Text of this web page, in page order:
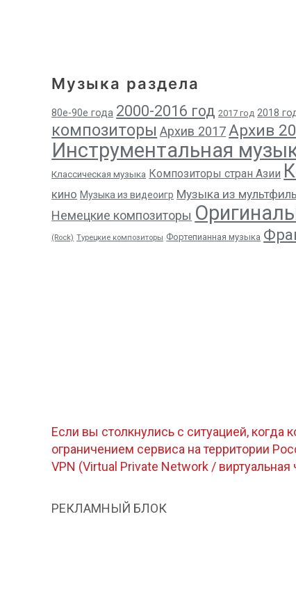
Музыка раздела
80е-90е года 2000-2016 год 2017 год 2018
композиторы Архив 2017Архив
Инструментальная
Классическая музыка Композиторы стран Азии
кино Музыка из видеоигр Музыка из
Немецкие композиторы
(Rock) Турецкие композиторы Фортепианная музыка
Если вы столкнулись с ситуацией, когда
ограничением сервиса на территории
VPN (Virtual Private Network / виртуальная
РЕКЛАМНЫЙ БЛОК